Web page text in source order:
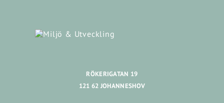
RÖKERIGATAN 19
121 62 JOHANNESHOV